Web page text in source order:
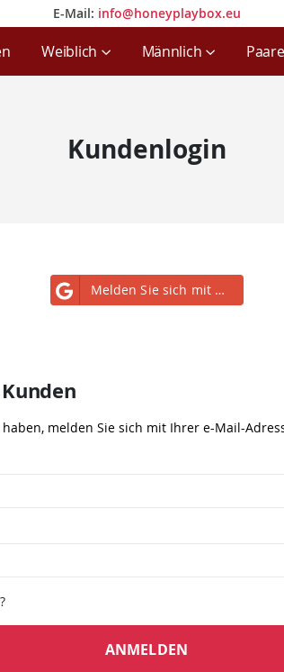
E-Mail: info@honeyplaybox.eu
Weiblich Männlich Paare
Kundenlogin
Melden Sie sich mit Google an
melden Sie sich mit Ihrer e-Mail-
ANMELDEN